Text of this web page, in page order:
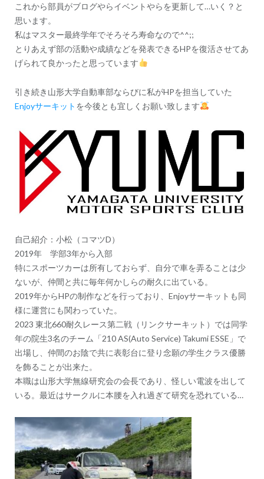
これから部員がブログやらイベントやらを更新して…いく？と
思います。
私はマスター最終学年でそろそろ寿命なので^^;;
とりあえず部の活動や成績などを発表できるHPを復活させてあ
げられて良かったと思っています
引き続き山形大学自動車部ならびに私がHPを担当していた
Enjoyサーキット を今後とも宜しくお願い致します
自己紹介：小松（コマツD）
2019年 学部3年から入部
特にスポーツカーは所有しておらず、自分で車を弄ることは少
ないが、仲間と共に毎年何かしらの耐久に出ている。
2019年からHPの制作などを行っており、Enjoyサーキットも同
様に運営にも関わっていた。
2023 東北660耐久レース第二戦（リンクサーキット）では同学
年の院生3名のチーム「210 AS(Auto Service) Takumi ESSE」で
出場し、仲間のお陰で共に表彰台に登り念願の学生クラス優勝
を飾ることが出来た。
本職は山形大学無線研究会の会長であり、怪しい電波を出して
いる。最近はサークルに本腰を入れ過ぎて研究を恐れている…